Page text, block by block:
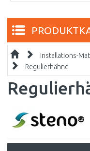
Installations-
Regulierhähne